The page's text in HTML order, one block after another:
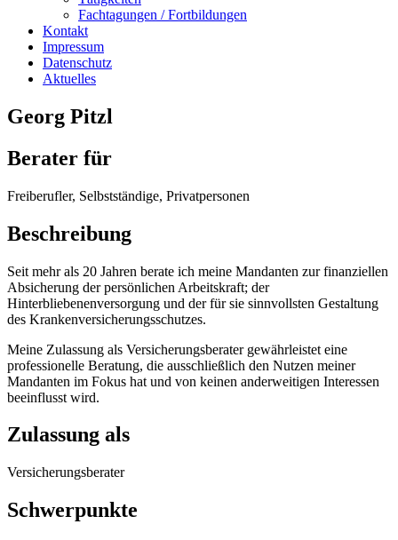
Fachtagungen / Fortbildungen
Kontakt
Impressum
Datenschutz
Aktuelles
Georg Pitzl
Berater für
Freiberufler, Selbstständige, Privatpersonen
Beschreibung
Seit mehr als 20 Jahren berate ich meine Mandanten zur finanziellen
Absicherung der persönlichen Arbeitskraft; der
Hinterbliebenenversorgung und der für sie sinnvollsten Gestaltung
des Krankenversicherungsschutzes.
Meine Zulassung als Versicherungsberater gewährleistet eine
professionelle Beratung, die ausschließlich den Nutzen meiner
Mandanten im Fokus hat und von keinen anderweitigen Interessen
beeinflusst wird.
Zulassung als
Versicherungsberater
Schwerpunkte